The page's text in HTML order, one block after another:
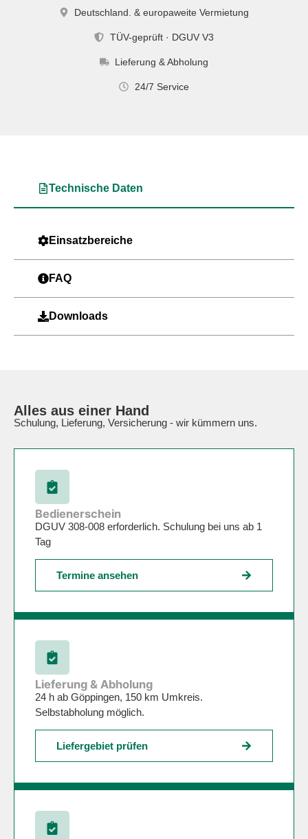
Deutschland. & europaweite Vermietung
TÜV-geprüft · DGUV V3
Lieferung & Abholung
24/7 Service
Technische Daten
Einsatzbereiche
FAQ
Downloads
Alles aus einer Hand
Schulung, Lieferung, Versicherung - wir kümmern uns.
Bedienerschein
DGUV 308-008 erforderlich. Schulung bei uns ab 1
Tag
Termine ansehen
Lieferung & Abholung
24 h ab Göppingen, 150 km Umkreis.
Selbstabholung möglich.
Liefergebiet prüfen